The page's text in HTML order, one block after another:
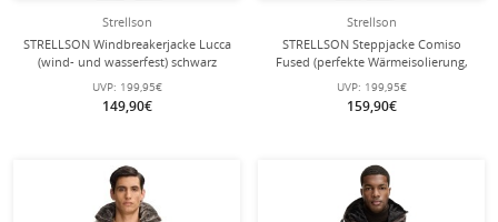
Strellson
STRELLSON Windbreakerjacke Lucca
(wind- und wasserfest) schwarz
Herren
UVP: 199,95€
149,90€
Strellson
STRELLSON Steppjacke Comiso
Fused (perfekte Wärmeisolierung,
Stehkragen) dunkelblau Herren
UVP: 199,95€
159,90€